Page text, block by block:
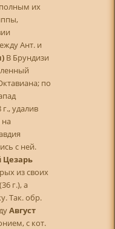
их
Ант. и
В Брундизи
по
удалив
с ней.
Цезарь
из своих
г.), а
Так. обр.
Август
с кот.